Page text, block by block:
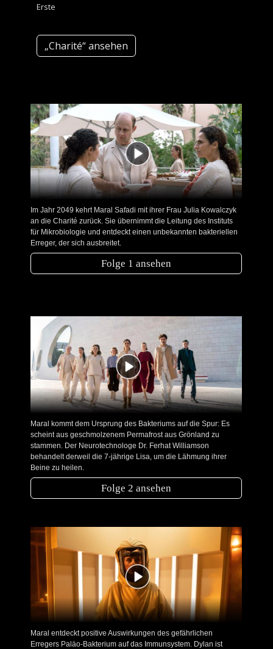
Erste
„Charité“ ansehen
Im Jahr 2049 kehrt Maral Safadi mit ihrer Frau Julia Kowalczyk
an die Charité zurück. Sie übernimmt die Leitung des Instituts
für Mikrobiologie und entdeckt einen unbekannten bakteriellen
Erreger, der sich ausbreitet.
Folge 1 ansehen
Maral kommt dem Ursprung des Bakteriums auf die Spur: Es
scheint aus geschmolzenem Permafrost aus Grönland zu
stammen. Der Neurotechnologe Dr. Ferhat Williamson
behandelt derweil die 7-jährige Lisa, um die Lähmung ihrer
Beine zu heilen.
Folge 2 ansehen
Maral entdeckt positive Auswirkungen des gefährlichen
Erregers Paläo-Bakterium auf das Immunsystem. Dylan ist